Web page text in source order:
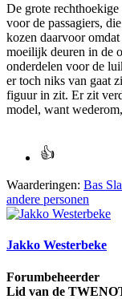
De grote
voor de passagiers,
kozen daarvoor
moeilijk deuren in de
onderdelen voor de
er toch niks van gaat
figuur in zit. Er zit
model, want
Waarderingen: Bas
andere personen
Jakko Westerbeke
Forumbeheerder
Lid van de